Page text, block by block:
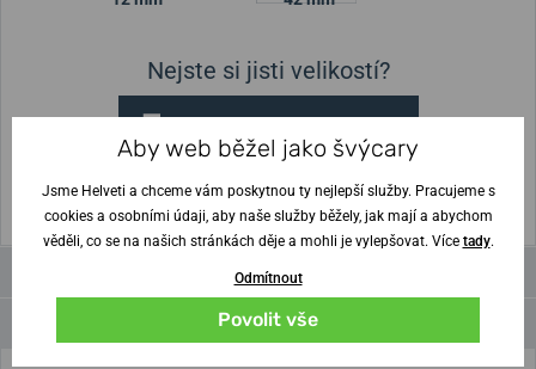
Nejste si jisti velikostí?
Aby web běžel jako švýcary
Jsme Helveti a chceme vám poskytnou ty nejlepší služby. Pracujeme s
cookies a osobními údaji, aby naše služby běžely, jak mají a abychom
věděli, co se na našich stránkách děje a mohli je vylepšovat. Více tady.
Odmítnout
Povolit vše